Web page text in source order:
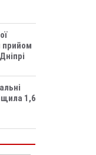
прийом
1,6